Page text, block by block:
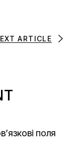
ARTICLE
поля